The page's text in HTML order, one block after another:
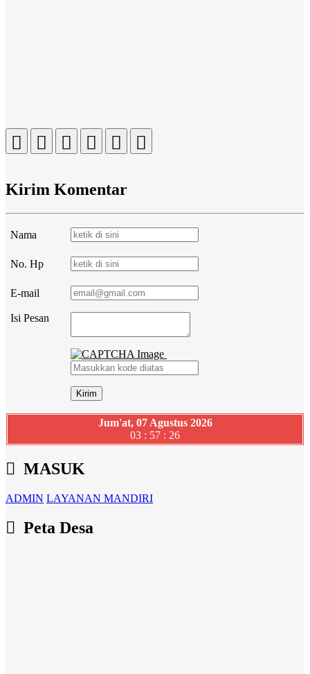
Kirim Komentar
Nama
No. Hp
E-mail
Isi Pesan
Jum'at, 07 Agustus 2026
03 : 57 : 27
MASUK
ADMIN LAYANAN MANDIRI
Peta Desa